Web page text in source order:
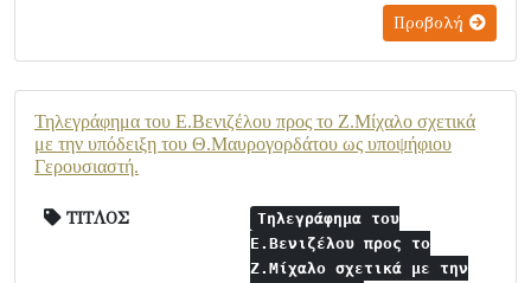
Προβολή
Τηλεγράφημα του Ε.Βενιζέλου προς το Ζ.Μίχαλο σχετικά
με την υπόδειξη του Θ.Μαυρογορδάτου ως υποψήφιου
Γερουσιαστή.
ΤΙΤΛΟΣ
Τηλεγράφημα του
Ε.Βενιζέλου προς το
Ζ.Μίχαλο σχετικά με την